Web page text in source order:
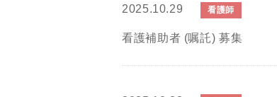
2025.10.29 看護師
看護補助者 (嘱託) 募集